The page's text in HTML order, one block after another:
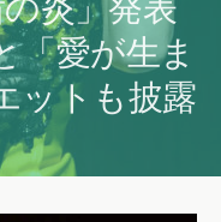
「愛が生ま
ットも披露